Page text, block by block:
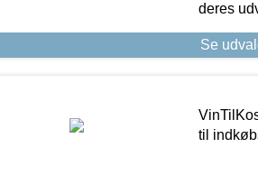
deres
Se
til